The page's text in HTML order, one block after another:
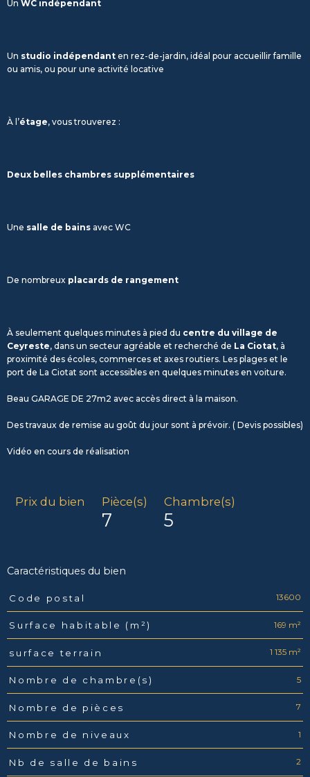
Un WC indépendant
Un studio indépendant en rez-de-jardin, idéal pour accueillir famille
ou amis, ou pour une activité locative
À l’étage, vous trouverez :
Deux belles chambres supplémentaires
Une salle de bains avec WC
De nombreux placards de rangement
À seulement quelques minutes à pied du centre du village de
Ceyreste, dans un secteur agréable et recherché de La Ciotat, à
proximité des écoles, commerces et axes routiers. Les plages et le
port de La Ciotat sont accessibles en quelques minutes en voiture.
Beau GARAGE DE 27m2 avec accès direct à la maison.
Des travaux de remise au goût du jour sont à prévoir. ( Devis possibles)
Vidéo en cours de réalisation
Prix du bien Pièce(s)
7
Chambre(s)
5
Caractéristiques du bien
Caractéristiques Valeurs
Code postal 13600
Surface habitable (m²) 169 m²
surface terrain 1 135 m²
Nombre de chambre(s) 5
Nombre de pièces 7
Nombre de niveaux 1
Nb de salle de bains 2